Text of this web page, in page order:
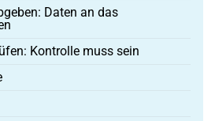
Daten an das
Kontrolle muss sein